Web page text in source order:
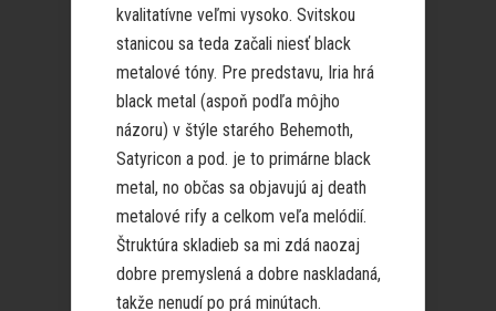
kvalitatívne veľmi vysoko. Svitskou
stanicou sa teda začali niesť black
metalové tóny. Pre predstavu, Iria hrá
black metal (aspoň podľa môjho
názoru) v štýle starého Behemoth,
Satyricon a pod. je to primárne black
metal, no občas sa objavujú aj death
metalové rify a celkom veľa melódií.
Štruktúra skladieb sa mi zdá naozaj
dobre premyslená a dobre naskladaná,
takže nenudí po prá minútach.